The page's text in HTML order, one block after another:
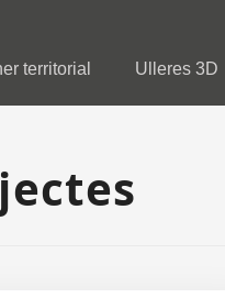
territorial Ulleres 3D